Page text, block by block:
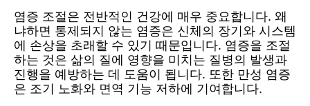
염증 조절은 전반적인 건강에 매우 중요합니다. 왜
냐하면 통제되지 않는 염증은 신체의 장기와 시스템
에 손상을 초래할 수 있기 때문입니다. 염증을 조절
하는 것은 삶의 질에 영향을 미치는 질병의 발생과
진행을 예방하는 데 도움이 됩니다. 또한 만성 염증
은 조기 노화와 면역 기능 저하에 기여합니다.